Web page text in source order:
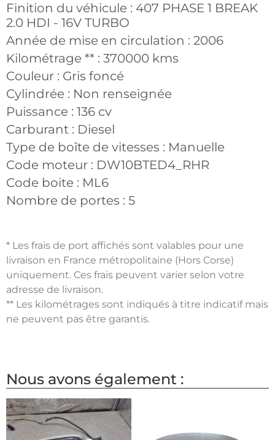
Finition du véhicule : 407 PHASE 1 BREAK
2.0 HDI - 16V TURBO
Année de mise en circulation : 2006
Kilométrage ** : 370000 kms
Couleur : Gris foncé
Cylindrée : Non renseignée
Puissance : 136 cv
Carburant : Diesel
Type de boîte de vitesses : Manuelle
Code moteur : DW10BTED4_RHR
Code boite : ML6
Nombre de portes : 5
* Les frais de port affichés sont valables pour une
livraison en France métropolitaine (Hors Corse)
uniquement. Ces frais peuvent varier selon votre
adresse de livraison.
** Les kilométrages sont indiqués à titre indicatif mais
ne peuvent pas être garantis.
Nous avons également :